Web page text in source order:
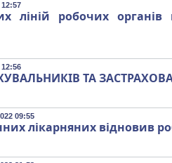
ліній робочих органів
ТА
09:55
лікарняних відновив